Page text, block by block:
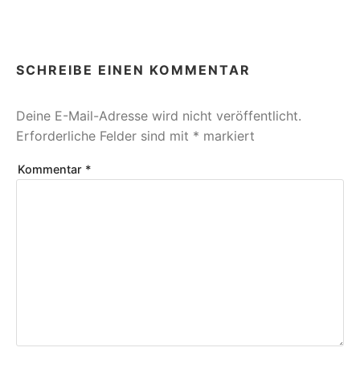
SCHREIBE EINEN KOMMENTAR
Deine E-Mail-Adresse wird nicht veröffentlicht.
Erforderliche Felder sind mit * markiert
Kommentar *